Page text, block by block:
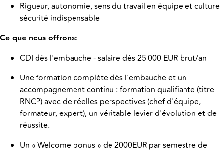
Rigueur, autonomie, sens du travail en équipe et culture
sécurité indispensable
Ce que nous offrons:
CDI dès l'embauche - salaire dès 25 000 EUR brut/an
Une formation complète dès l'embauche et un
accompagnement continu : formation qualifiante (titre
RNCP) avec de réelles perspectives (chef d'équipe,
formateur, expert), un véritable levier d'évolution et de
réussite.
Un « Welcome bonus » de 2000EUR par semestre de